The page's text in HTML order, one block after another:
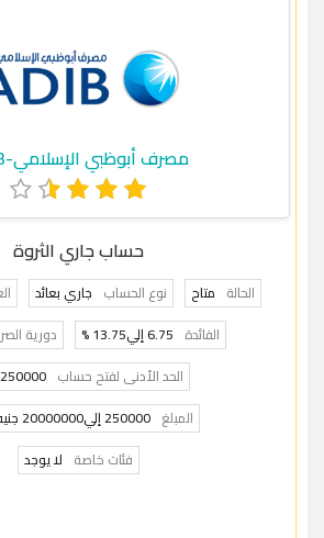
مصرف أبوظبي الإسلامي-ADIB
حساب جاري الثروة
الحالة متاح نوع الحساب جاري بعائد
الفائدة 6.75 إلي13.75 % دورية
الحد الأدنى لفتح حساب 250000 جنيه
المبلغ 250000 إلي20000000 جنيه فأكثر
فئات خاصة لا يوجد